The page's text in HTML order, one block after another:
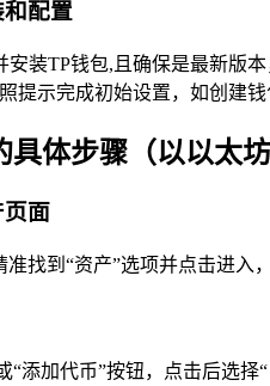
配置
装TP钱包,且确保是最新版
提示完成初始设置，如创建
体步骤（以以太坊
面
找到“资产”选项并点击进入
“添加代币”按钮，点击后选择